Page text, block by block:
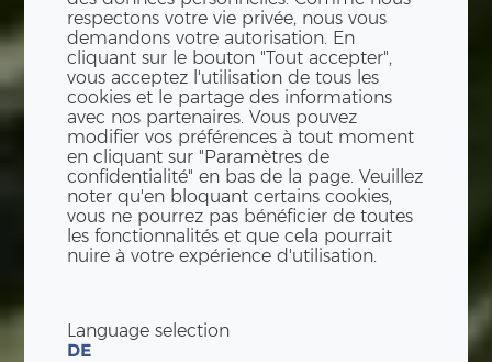
respectons votre vie privée, nous vous
demandons votre autorisation. En
cliquant sur le bouton "Tout accepter",
vous acceptez l'utilisation de tous les
cookies et le partage des informations
avec nos partenaires. Vous pouvez
modifier vos préférences à tout moment
en cliquant sur "Paramètres de
confidentialité" en bas de la page. Veuillez
noter qu'en bloquant certains cookies,
vous ne pourrez pas bénéficier de toutes
les fonctionnalités et que cela pourrait
nuire à votre expérience d'utilisation.
Language selection
DE